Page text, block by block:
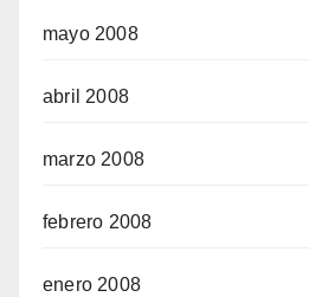
mayo 2008
abril 2008
marzo 2008
febrero 2008
enero 2008